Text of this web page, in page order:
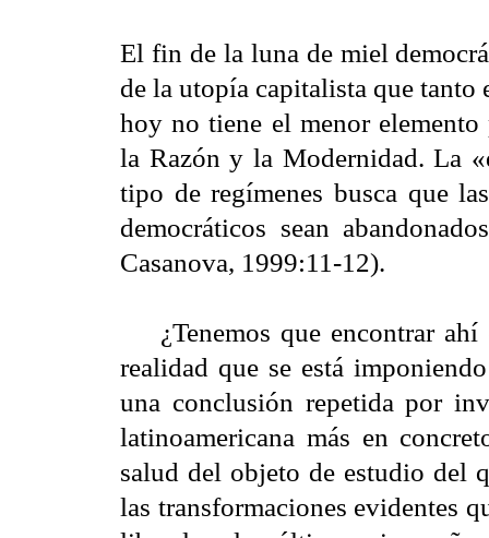
El fin de la luna de miel
de la utopía capitalista que
hoy no tiene el menor elemento
la Razón y la Modernidad. La
tipo de regímenes busca que
democráticos sean
Casanova, 1999:11-12).
¿Tenemos que encontrar ahí
realidad que se está
una conclusión repetida por
latinoamericana más en
salud del objeto de estudio del
las transformaciones evidentes